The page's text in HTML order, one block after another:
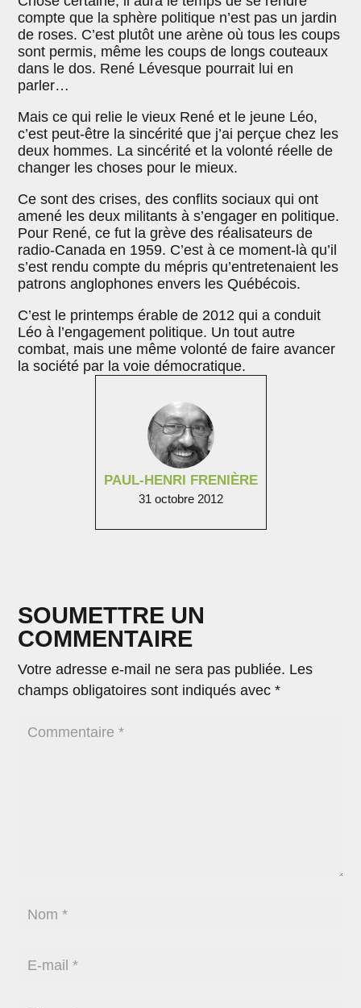
PAUL-HENRI FRENIÈRE
31 octobre 2012
compte que la sphère politique n’est pas un jardin
de roses. C’est plutôt une arène où tous les coups
sont permis, même les coups de longs couteaux
dans le dos. René Lévesque pourrait lui en
parler…
Mais ce qui relie le vieux René et le jeune Léo,
c’est peut-être la sincérité que j’ai perçue chez les
deux hommes. La sincérité et la volonté réelle de
changer les choses pour le mieux.
Ce sont des crises, des conflits sociaux qui ont
amené les deux militants à s’engager en politique.
Pour René, ce fut la grève des réalisateurs de
radio-Canada en 1959. C’est à ce moment-là qu’il
s’est rendu compte du mépris qu’entretenaient les
patrons anglophones envers les Québécois.
C’est le printemps érable de 2012 qui a conduit
Léo à l’engagement politique. Un tout autre
combat, mais une même volonté de faire avancer
la société par la voie démocratique.
SOUMETTRE UN
COMMENTAIRE
Votre adresse e-mail ne sera pas publiée. Les
champs obligatoires sont indiqués avec*